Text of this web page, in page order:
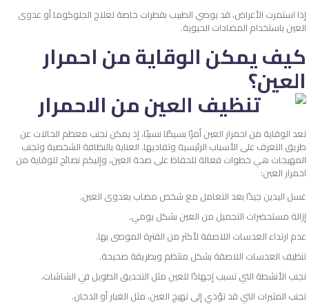
إذا استمرت الأعراض، قد يوصي الطبيب بقطرات خاصة لعلاج الجلوكوما أو عدوى
العين باستخدام المضادات الحيوية.
كيف يمكن الوقاية من احمرار
العين؟
تعد الوقاية من احمرار العين أمرًا بسيطًا نسبيًا، إذ يمكن تجنب معظم الحالات عن
طريق التعرف على الأسباب الرئيسية وتفاديها. العناية بالنظافة الشخصية وتجنب
المهيجات هي خطوات فعالة للحفاظ على صحة العين، وإليكم نصائح للوقاية من
احمرار العين:
غسل اليدين جيدًا بعد التعامل مع شخص مصاب بعدوى العين.
إزالة مستحضرات التجميل من العين بشكل يومي.
عدم ارتداء العدسات اللاصقة لأكثر من الفترة الموصى بها.
تنظيف العدسات اللاصقة بشكل منتظم وبطريقة صحيحة.
تجنب الأنشطة التي تسبب إجهادًا للعين مثل التحديق الطويل في الشاشات.
تجنب المثيرات التي قد تؤدي إلى تهيج العين، مثل الغبار أو الدخان.